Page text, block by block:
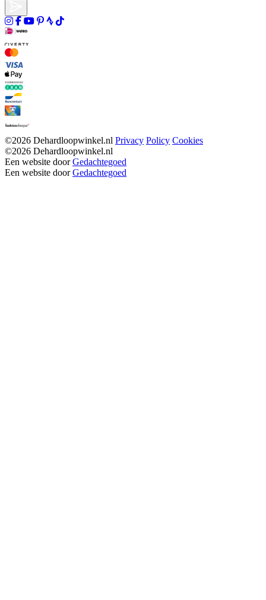
©2026 Dehardloopwinkel.nl Privacy Policy Cookies
©2026 Dehardloopwinkel.nl
Een website doorGedachtegoed
Een website doorGedachtegoed